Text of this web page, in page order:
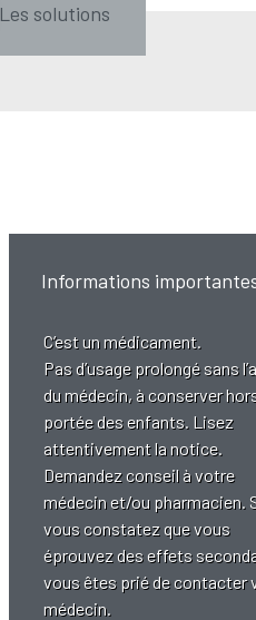
Les solutions
Informations
C’est un médicament.
Pas d’usage prolongé sans
du médecin, à conserver
portée des enfants. Lisez
attentivement la notice.
Demandez conseil à votre
médecin et/ou pharmacien.
vous constatez que vous
éprouvez des effets
vous êtes prié de contacter
médecin.